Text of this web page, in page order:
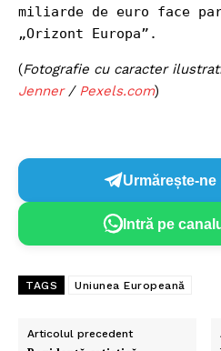
miliarde de euro face
„Orizont Europa”.
(Fotografie cu caracter
Jenner/ Pexels.com)
Urmărește-ne
Intră pe
TAGS Uniunea Europeană
Articolul precedent